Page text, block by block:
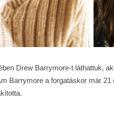
Drew Barrymore-t láthattuk,
Barrymore a forgatáskor már